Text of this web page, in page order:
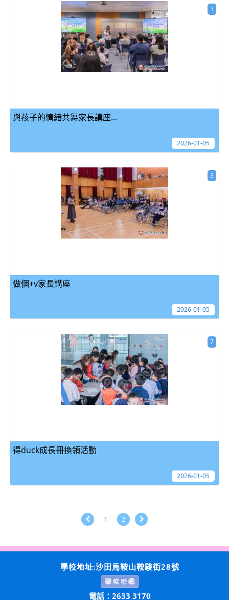
與孩子的情緒共舞家長講座...
3
2026-01-05
做個+v家長講座
3
2026-01-05
得duck成長冊換領活動
7
2026-01-05
1 2
學校地址:沙田馬鞍山鞍駿街28號
電話：2633 3170